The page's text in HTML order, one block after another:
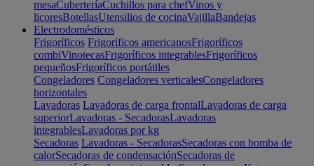
mesaCuberteríaCuchillos para chefVinos y
licoresBotellasUtensilios de cocinaVajillaBandejas
Electrodomésticos
Frigoríficos Frigoríficos americanosFrigoríficos
combiVinotecasFrigoríficos integrablesFrigoríficos
pequeñosFrigoríficos portátiles
Congeladores Congeladores verticalesCongeladores
horizontales
Lavadoras Lavadoras de carga frontalLavadoras de carga
superiorLavadoras - SecadorasLavadoras
integrablesLavadoras por kg
Secadoras Lavadoras - SecadorasSecadoras con bomba de
calorSecadoras de condensaciónSecadoras de